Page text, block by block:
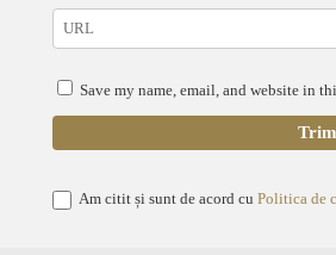
Save my name, email, and website in
Am citit și sunt de acord cu Politica de